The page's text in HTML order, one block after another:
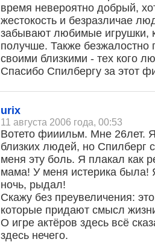
время невероятно добрый,
жестокость и безразличае
забывают любимые игрушки,
получше. Также безжалостно
своими близкими - тех кого
Спасибо Спилбергу за этот
urix
11 августа 2006 года, 00:53
Вотето фииильм. Мне 26лет.
близких людей, но Спилберг
меня эту боль. Я плакал как
мама! У меня истерика была!
ночь, рыдал!
Скажу без преувеличения:
которые придают смысл
О игре актёров здесь всё
здесь нечего.